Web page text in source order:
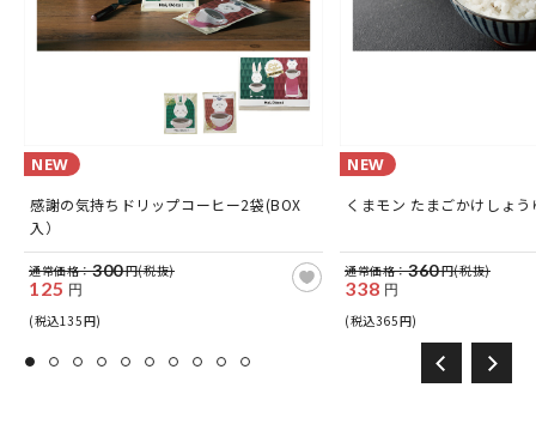
NEW
感謝の気持ちドリップコーヒー2袋(BOX
入）
通常価格：300円(税抜)
125 円
(税込135円)
NEW
くまモン たまごかけしょ
通常価格：360円(税抜)
338 円
(税込365円)